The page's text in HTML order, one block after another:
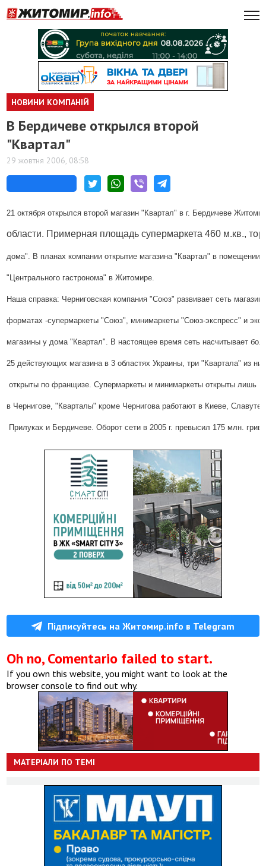
НОВИНИ КОМПАНІЙ
В Бердичеве открылся второй
"Квартал"
29 жовтня 2006, 08:58
21 октября открылся второй магазин "Квартал" в г. Бердичеве
области. Примерная площадь супермаркета 460 м.кв.,
дома". В планах компании открытие магазина "Квартал" в помещении
"Центрального гастронома" в Житомире.
Наша справка: Черниговская компания "Союз" развивает сеть
форматах -супермаркеты "Союз", минимаркеты "Союз-экспресс" и
магазины у дома "Квартал". В настоящее время сеть насчитывает
25 действующих магазина в 3 областях Украины, три "Квартала" из них
открыты по франщизе. Супермаркеты и минимаркеты открыты лишь
в Чернигове, "Кварталы" кроме Чернигова работают в Киеве, Славуте,
Прилуках и Бердичеве. Оборот сети в 2005 г. превысил 175 млн.
Підписуйтесь на Житомир.info в Telegram
Oh no, Comentario failed to start.
If you own this website, you might want to look at the
browser console to find out why.
МАТЕРІАЛИ ПО ТЕМІ